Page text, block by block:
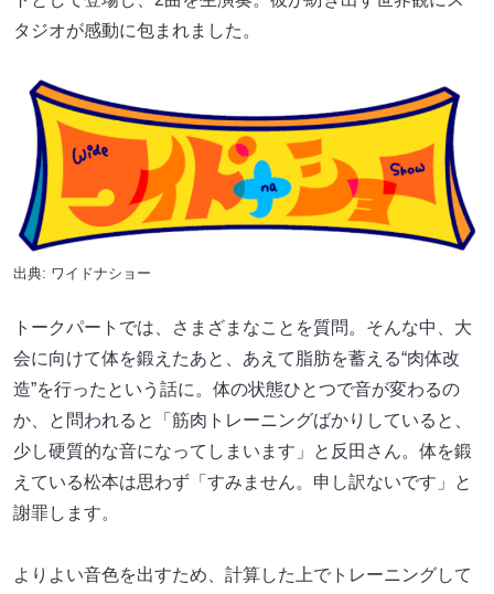
タジオが感動に包まれました。
出典: ワイドナショー
トークパートでは、さまざまなことを質問。そんな中、大
会に向けて体を鍛えたあと、あえて脂肪を蓄える“肉体改
造”を行ったという話に。体の状態ひとつで音が変わるの
か、と問われると「筋肉トレーニングばかりしていると、
少し硬質的な音になってしまいます」と反田さん。体を鍛
えている松本は思わず「すみません。申し訳ないです」と
謝罪します。
よりよい音色を出すため、計算した上でトレーニングして